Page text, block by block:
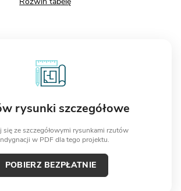
rysunki szczegółowe
się ze szczegółowymi rysunkami rzutów
w PDF dla tego projektu.
POBIERZ BEZPŁATNIE